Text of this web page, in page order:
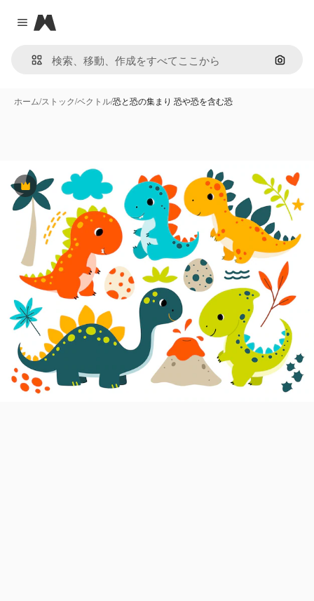
Close menu
Magnific
画像で
ホーム/ストック/ベクトル/恐と恐の集まり 恐や恐を含む恐
Premium